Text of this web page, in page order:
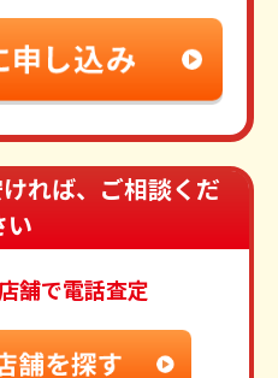
れば、ご相談くだ
い
舗で電話査定